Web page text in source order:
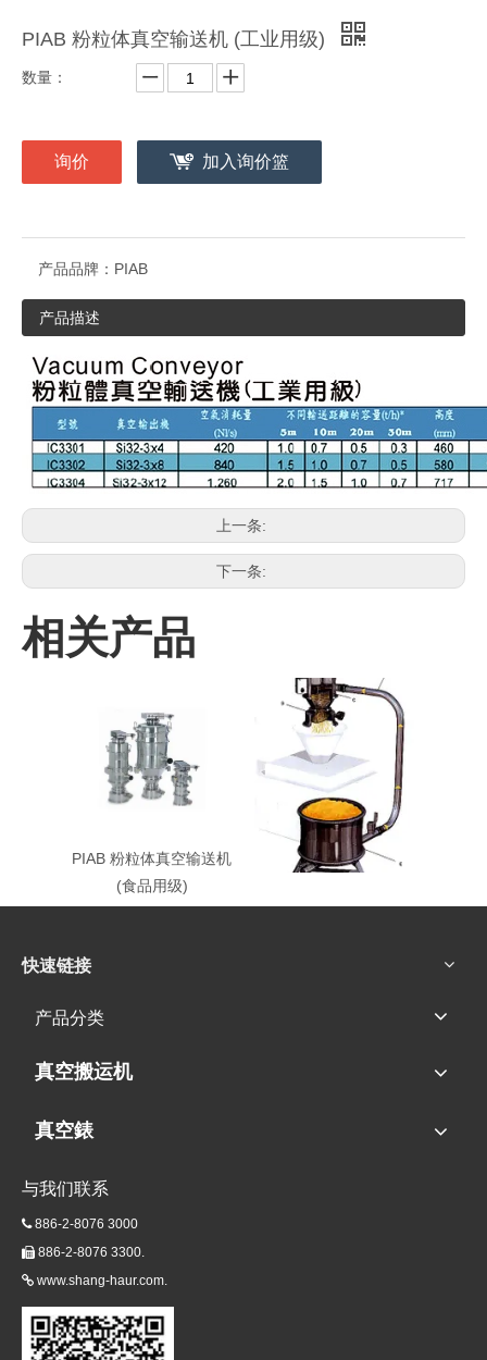
PIAB 粉粒体真空输送机 (工业用级)
数量：
询价 加入询价篮
产品品牌： PIAB
产品描述
上一条:
下一条:
相关产品
PIAB 粉粒体真空输送机
(食品用级)
PIAB 粉粒体真空输送机
快速链接
产品分类
真空搬运机
真空錶
与我们联系
886-2-8076 3000
 886-2-8076 3300.
 www.shang-haur.com.